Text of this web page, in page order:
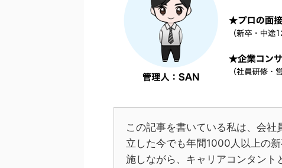
この記事を書いている私は、会
立した今でも年間1000人以上の
施しながら、キャリアコンタント